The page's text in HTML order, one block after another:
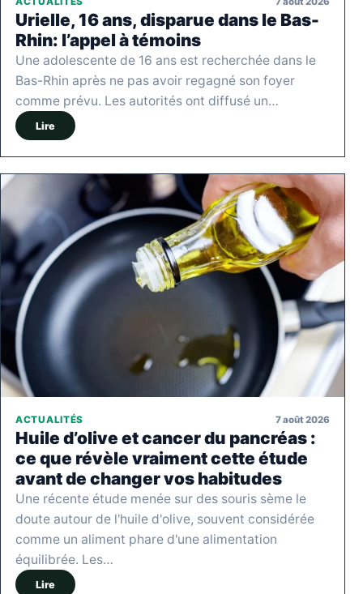
Urielle, 16 ans, disparue dans le Bas-
Rhin: l’appel à témoins
Une adolescente de 16 ans est recherchée dans le
Bas-Rhin après ne pas avoir regagné son foyer
comme prévu. Les autorités ont diffusé un…
Lire
ACTUALITÉS 7 août 2026
Huile d’olive et cancer du pancréas :
ce que révèle vraiment cette étude
avant de changer vos habitudes
Une récente étude menée sur des souris sème le
doute autour de l'huile d'olive, souvent considérée
comme un aliment phare d'une alimentation
équilibrée. Les…
Lire